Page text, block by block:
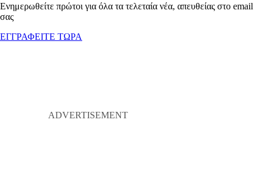
Ενημερωθείτε πρώτοι για όλα τα τελεταία νέα, απευθείας στο email
σας
ΕΓΓΡΑΦΕΙΤΕ ΤΩΡΑ